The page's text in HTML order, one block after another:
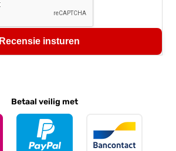
Recensie insturen
Betaal veilig met